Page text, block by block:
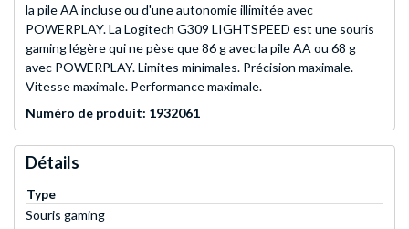
la pile AA incluse ou d'une autonomie illimitée avec
POWERPLAY. La Logitech G309 LIGHTSPEED est une souris
gaming légère qui ne pèse que 86 g avec la pile AA ou 68 g
avec POWERPLAY. Limites minimales. Précision maximale.
Vitesse maximale. Performance maximale.
Numéro de produit: 1932061
Détails
Type
Souris gaming